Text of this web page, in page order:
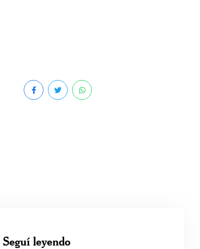
Seguí leyendo